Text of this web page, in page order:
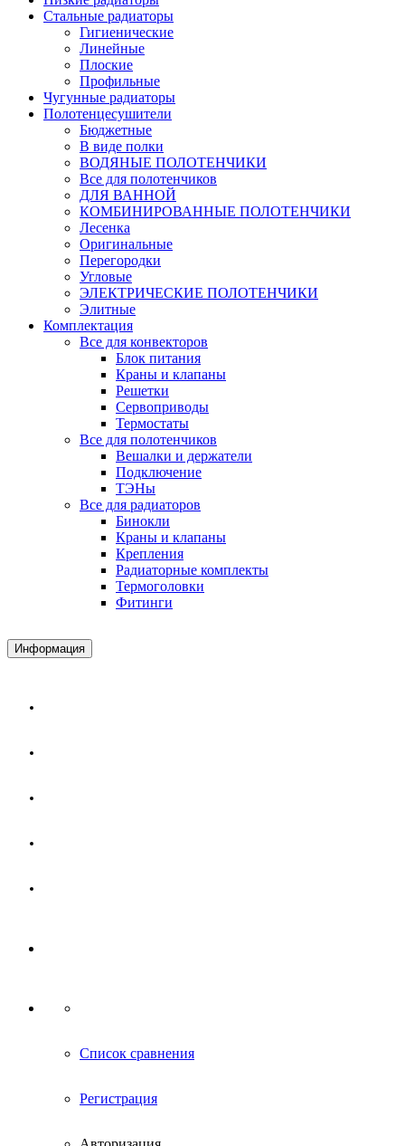
Стальные радиаторы
Гигиенические
Линейные
Плоские
Профильные
Чугунные радиаторы
Полотенцесушители
Бюджетные
В виде полки
ВОДЯНЫЕ ПОЛОТЕНЧИКИ
Все для полотенчиков
ДЛЯ ВАННОЙ
КОМБИНИРОВАННЫЕ ПОЛОТЕНЧИКИ
Лесенка
Оригинальные
Перегородки
Угловые
ЭЛЕКТРИЧЕСКИЕ ПОЛОТЕНЧИКИ
Элитные
Комплектация
Все для конвекторов
Блок питания
Краны и клапаны
Решетки
Сервоприводы
Термостаты
Все для полотенчиков
Вешалки и держатели
Подключение
ТЭНы
Все для радиаторов
Бинокли
Краны и клапаны
Крепления
Радиаторные комплекты
Термоголовки
Фитинги
Информация
Список сравнения
Регистрация